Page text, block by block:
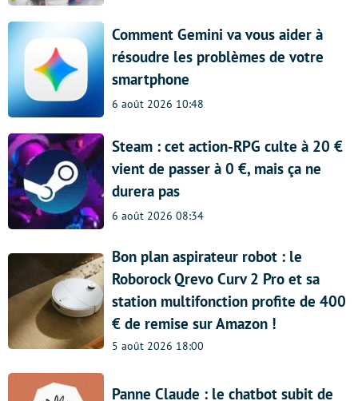
Comment Gemini va vous aider à
résoudre les problèmes de votre
smartphone
6 août 2026 10:48
Steam : cet action-RPG culte à 20 €
vient de passer à 0 €, mais ça ne
durera pas
6 août 2026 08:34
Bon plan aspirateur robot : le
Roborock Qrevo Curv 2 Pro et sa
station multifonction profite de 400
€ de remise sur Amazon !
5 août 2026 18:00
Panne Claude : le chatbot subit de